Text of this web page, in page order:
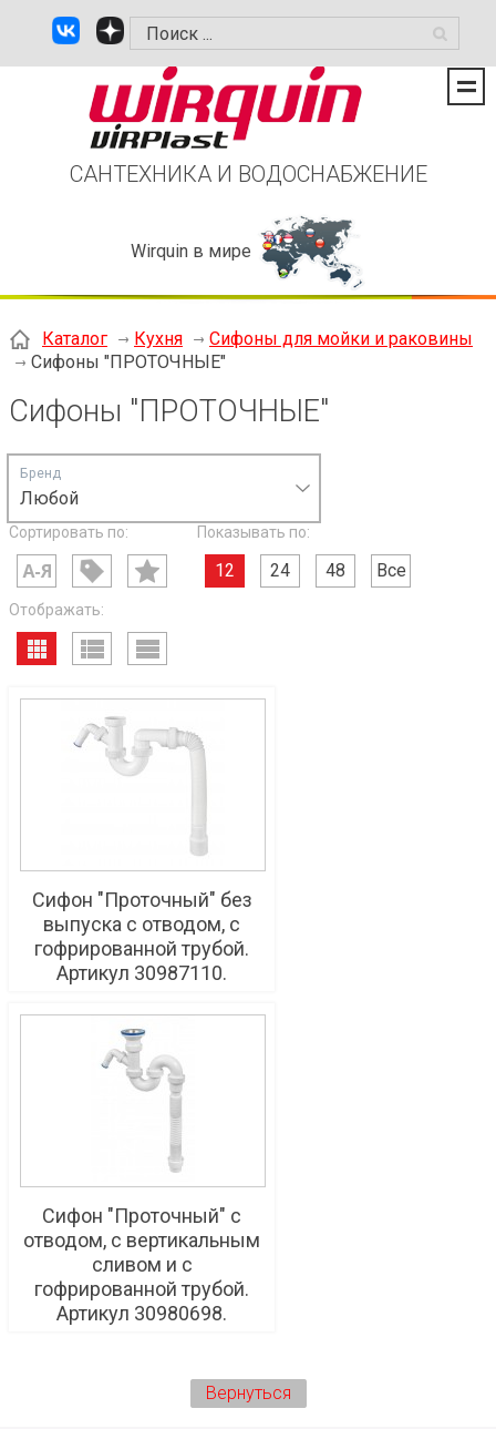
САНТЕХНИКА И ВОДОСНАБЖЕНИЕ
Wirquin в мире
Каталог Кухня
Сифоны для мойки и раковины
Сифоны "ПРОТОЧНЫЕ"
Сифоны "ПРОТОЧНЫЕ"
Любой
Бренд
Сортировать по: Показывать по:
12 24 48 Все
Отображать:
Сифон "Проточный" без
выпуска с отводом, с
гофрированной трубой.
Артикул 30987110.
Сифон "Проточный" с
отводом, с вертикальным
сливом и с
гофрированной трубой.
Артикул 30980698.
Вернуться